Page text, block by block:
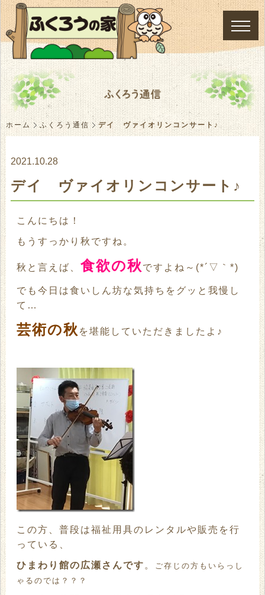
ホーム ふくろう通信 デイ ヴァイオリンコンサート♪
2021.10.28
デイ ヴァイオリンコンサート♪
こんにちは！
もうすっかり秋ですね。
秋と言えば、食欲の秋 ですよね～(*´▽｀*)
でも今日は食いしん坊な気持ちをグッと我慢し
て…
芸術の秋 を堪能していただきましたよ♪
この方、普段は福祉用具のレンタルや販売を行
っている、
ひまわり館の広瀬さんです 。
ご存じの方もいらっし
ゃるのでは？？？